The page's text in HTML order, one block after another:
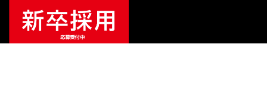
販売価格¥442,200 （税込）